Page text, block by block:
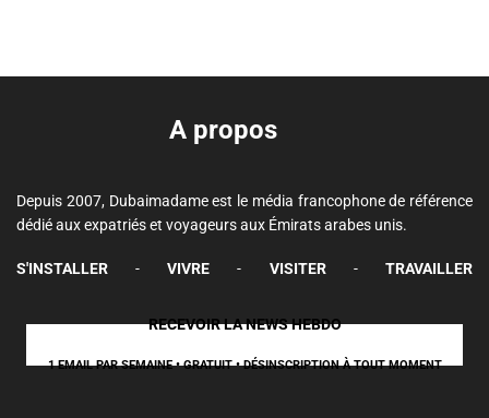
A propos
Depuis 2007, Dubaimadame est le média francophone de référence
dédié aux expatriés et voyageurs aux Émirats arabes unis.
S'INSTALLER - VIVRE - VISITER - TRAVAILLER
RECEVOIR LA NEWS HEBDO
1 EMAIL PAR SEMAINE • GRATUIT • DÉSINSCRIPTION À TOUT MOMENT